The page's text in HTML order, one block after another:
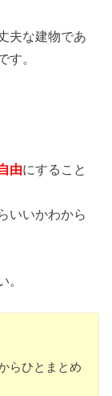
夫な建物であ
す。
由にすること
いいかわから
。
らひとまとめ